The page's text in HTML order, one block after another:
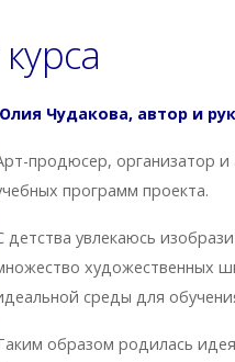
Чудакова, автор и
продюсер, организатор
программ проекта.
детства увлекаюсь
художественных
среды для
образом родилась